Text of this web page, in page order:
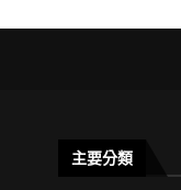
主要分類